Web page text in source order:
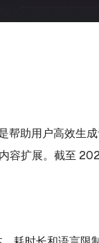
助用户高效生
容扩展。截至